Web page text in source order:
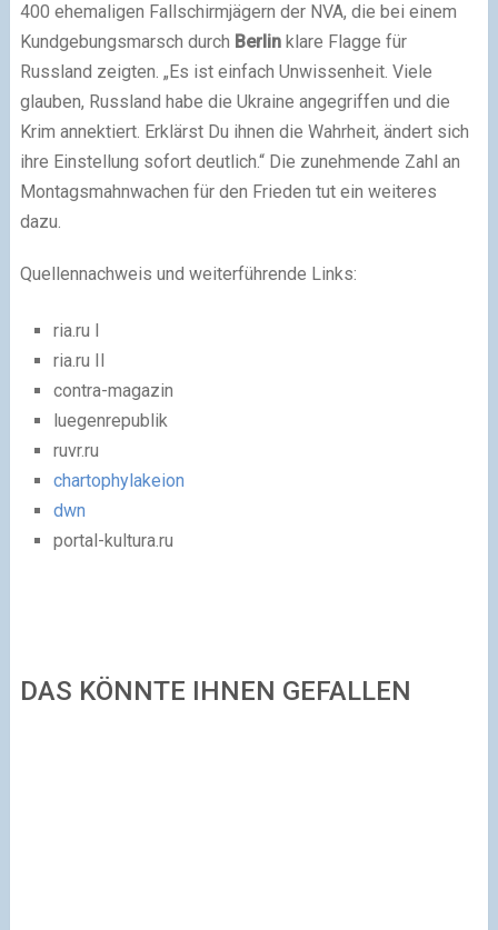
400 ehemaligen Fallschirmjägern der NVA, die bei einem
Kundgebungsmarsch durch Berlinklare Flagge für
Russland zeigten. „Es ist einfach Unwissenheit. Viele
glauben, Russland habe die Ukraine angegriffen und die
Krim annektiert. Erklärst Du ihnen die Wahrheit, ändert sich
ihre Einstellung sofort deutlich.“ Die zunehmende Zahl an
Montagsmahnwachen für den Frieden tut ein weiteres
dazu.
Quellennachweis und weiterführende Links:
ria.ru I
ria.ru II
contra-magazin
luegenrepublik
ruvr.ru
chartophylakeion
dwn
portal-kultura.ru
DAS KÖNNTE IHNEN GEFALLEN